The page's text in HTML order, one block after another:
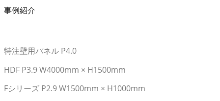
事例紹介
特注壁用パネル P4.0
HDF P3.9 W4000mm × H1500mm
Fシリーズ P2.9 W1500mm × H1000mm